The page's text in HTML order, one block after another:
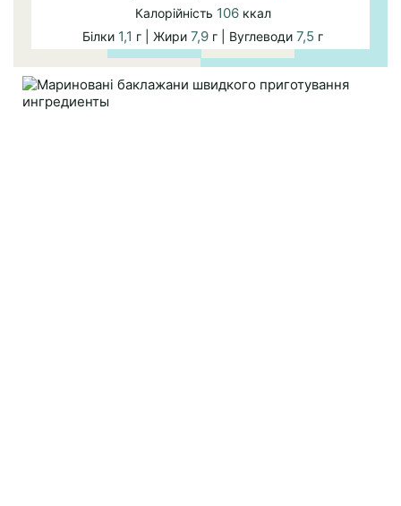
Калорійність 106ккал
Білки 1,1 г | Жири 7,9 г | Вуглеводи 7,5 г